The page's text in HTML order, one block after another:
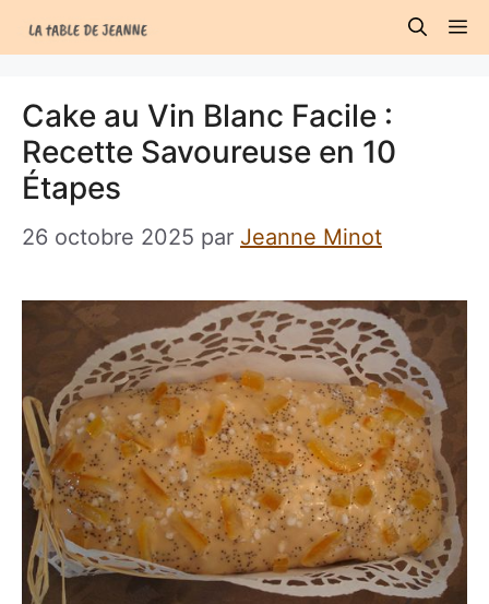
au
Cake au Vin Blanc Facile :
Recette Savoureuse en 10
Étapes
26 octobre 2025 par Jeanne Minot